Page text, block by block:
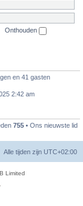
Onthouden
en 41 gasten
2:42 am
755 • Ons nieuwste lid
Alle tijden zijn UTC+02:00
Limited